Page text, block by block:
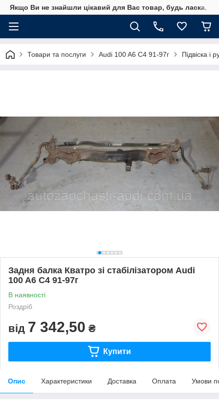
Якщо Ви не знайшли цікавий для Вас товар, будь ласка,
Товари та послуги Audi 100 A6 C4 91-97г Підвіска і
Задня балка Кватро зі стабілізатором Audi
100 A6 C4 91-97г
В наявності
Роздріб
від 7 342,50 ₴
Купити
Опис Характеристики Доставка Оплата Умови